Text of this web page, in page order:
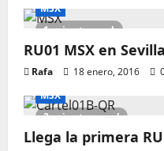
1 minute read
MSX
RU01 MSX en Sevilla
Rafa 18 enero, 2016
2 minutes read
MSX
Llega la primera